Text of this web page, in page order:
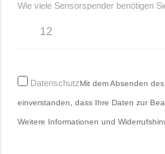
Wie viele Sensorspender benötigen
DatenschutzMit dem Absenden
einverstanden, dass Ihre Daten zur
Weitere Informationen und